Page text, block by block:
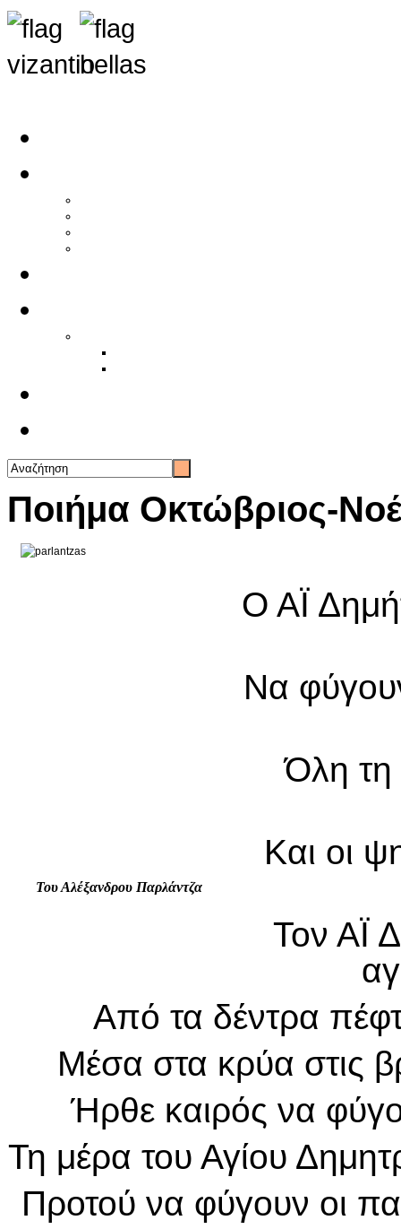
Ποιήμα Οκτώβριος-
Του Αλέξανδρου Παρλάντζα
Ο ΑΪ
Να
Όλη τη
Και οι
Τον ΑΪ
Από τα δέντρα
Μέσα στα κρύα στις
Ήρθε καιρός να
Τη μέρα του Αγίου
Προτού να φύγουν οι